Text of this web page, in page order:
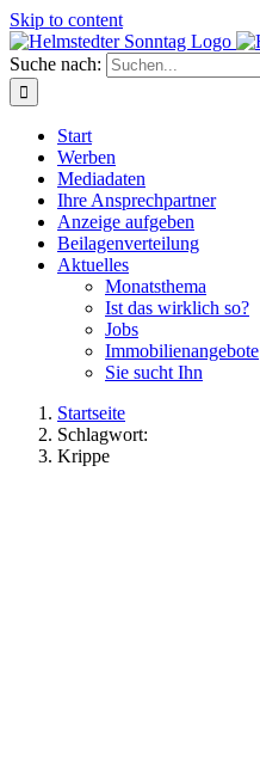
Skip to content
Suche nach:
Start
Werben
Mediadaten
Ihre Ansprechpartner
Anzeige aufgeben
Beilagenverteilung
Aktuelles
Monatsthema
Ist das wirklich so?
Jobs
Immobilienangebote
Sie sucht Ihn
Startseite
Schlagwort:
Krippe